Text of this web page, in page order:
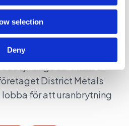
selection
Deny
pratar om
bakåt” när det gäller
District Metals
för att uranbrytning